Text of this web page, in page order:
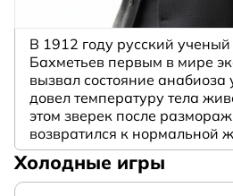
В 1912 году русский
Бахметьев первым в мире
вызвал состояние
довел температуру тела
этом зверек после
возвратился к нормальной
Холодные игры